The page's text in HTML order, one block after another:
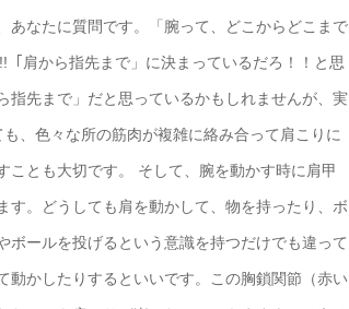
あなたに質問です。「腕って、どこからどこまで
「肩から指先まで」に決まっているだろ！！ と思
指先まで」だと思っているかもしれませんが、実
、色々な所の筋肉が複雑に絡み合って肩こりに
とも大切です。 そして、腕を動かす時に肩甲
。 どうしても肩を動かして、物を持ったり、ボ
ールを投げるという意識を持つだけでも違って
かしたりするといいです。 この胸鎖関節（赤い